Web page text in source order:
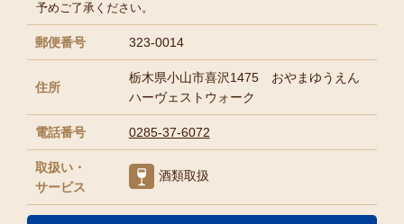
予めご了承ください。
郵便番号 323-0014
住所
栃木県小山市喜沢1475 おやまゆうえん
ハーヴェストウォーク
電話番号 0285-37-6072
取扱い・
サービス
酒類取扱